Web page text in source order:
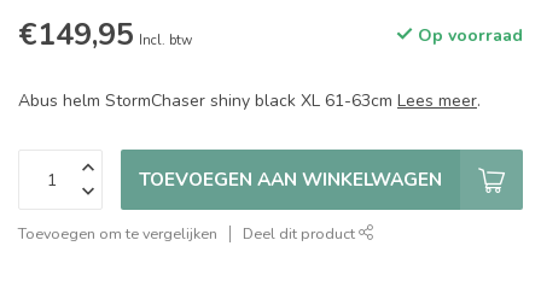
€149,95 Incl. btw Op voorraad
Abus helm StormChaser shiny black XL 61-63cm Lees meer.
TOEVOEGEN AAN WINKELWAGEN
Toevoegen om te vergelijken Deel dit product